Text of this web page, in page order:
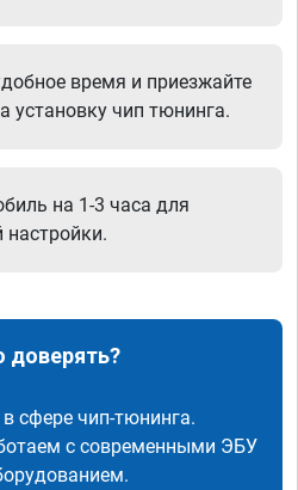
время и приезжайте
установку чип тюнинга.
на 1-3 часа для
настройки.
сфере чип-тюнинга.
с современными ЭБУ